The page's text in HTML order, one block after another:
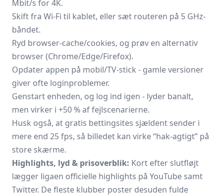
Mbit/s for 4K.
Skift fra Wi-Fi til kablet, eller sæt routeren på 5 GHz-
båndet.
Ryd browser-cache/cookies, og prøv en alternativ
browser (Chrome/Edge/Firefox).
Opdater appen på mobil/TV-stick - gamle versioner
giver ofte loginproblemer.
Genstart enheden, og log ind igen - lyder banalt,
men virker i +50 % af fejlscenarierne.
Husk også, at gratis bettingsites sjældent sender i
mere end 25 fps, så billedet kan virke “hak-agtigt” på
store skærme.
Highlights, lyd & prisoverblik: Kort efter slutfløjt
lægger ligaen officielle highlights på YouTube samt
Twitter. De fleste klubber poster desuden fulde